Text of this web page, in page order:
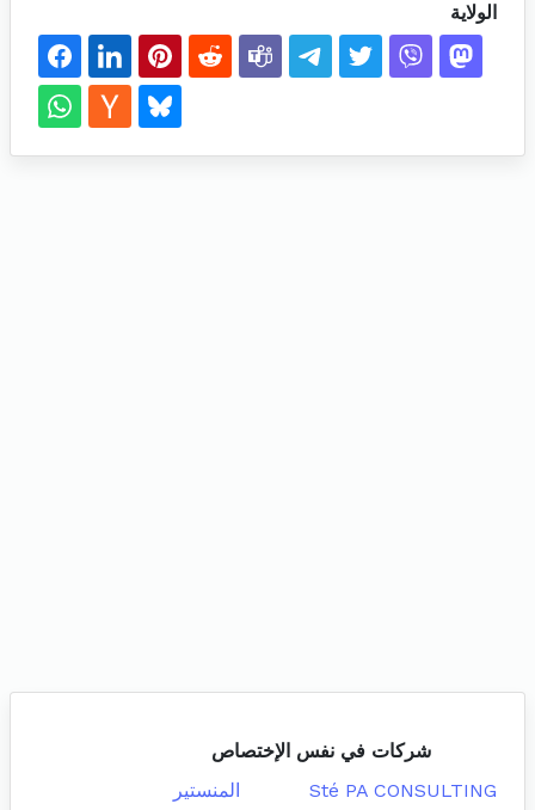
الولاية
شركات في نفس الإختصاص
Sté PA CONSULTING
المنستير